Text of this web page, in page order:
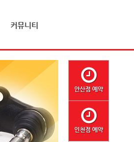
커뮤니티
안산점 예약
인천점 예약